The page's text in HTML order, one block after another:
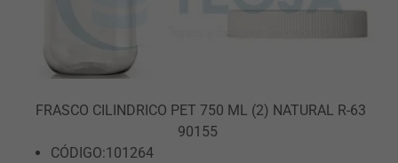
FRASCO CILINDRICO PET 750 ML (2) NATURAL R-63
90155
CÓDIGO:101264